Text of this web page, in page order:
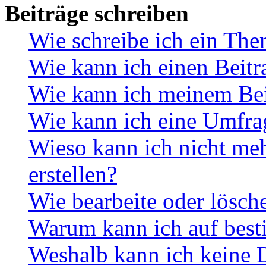
Beiträge schreiben
Wie schreibe ich ein
Wie kann ich einen
Wie kann ich meinem
Wie kann ich eine
Wieso kann ich nicht
erstellen?
Wie bearbeite oder
Warum kann ich auf
Weshalb kann ich keine